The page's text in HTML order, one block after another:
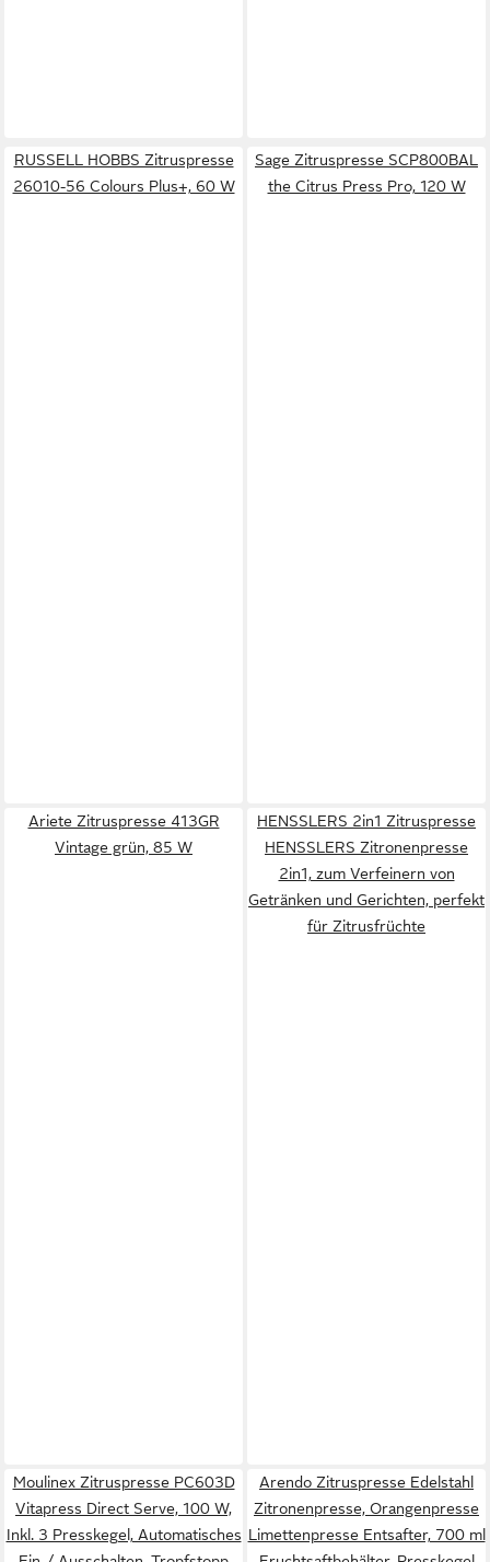
RUSSELL HOBBS Zitruspresse
26010-56 Colours Plus+, 60 W
Sage Zitruspresse SCP800BAL
the Citrus Press Pro, 120 W
Ariete Zitruspresse 413GR
Vintage grün, 85 W
HENSSLERS 2in1 Zitruspresse
HENSSLERS Zitronenpresse
2in1, zum Verfeinern von
Getränken und Gerichten, perfekt
für Zitrusfrüchte
Moulinex Zitruspresse PC603D
Vitapress Direct Serve, 100 W,
Inkl. 3 Presskegel, Automatisches
Arendo Zitruspresse Edelstahl
Zitronenpresse, Orangenpresse
Limettenpresse Entsafter, 700 ml